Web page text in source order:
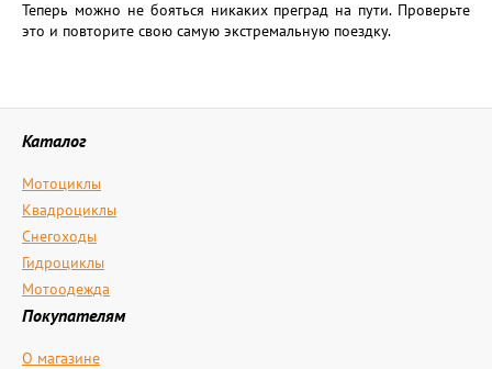
Теперь можно не бояться никаких преград на пути. Проверьте
это и повторите свою самую экстремальную поездку.
Каталог
Мотоциклы
Квадроциклы
Снегоходы
Гидроциклы
Мотоодежда
Покупателям
О магазине